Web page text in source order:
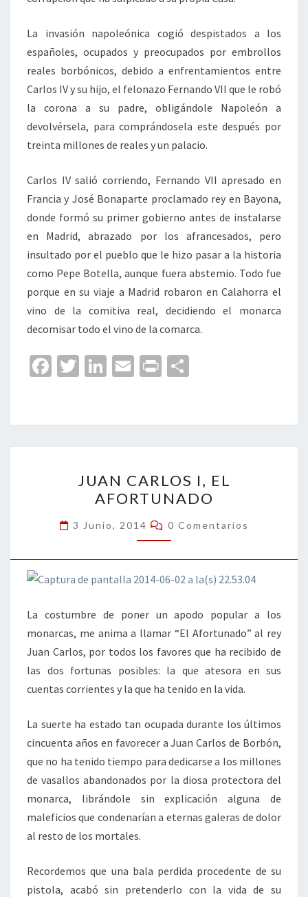
La invasión napoleónica cogió despistados a los
españoles, ocupados y preocupados por embrollos
reales borbónicos, debido a enfrentamientos entre
Carlos IV y su hijo, el felonazo Fernando VII que le robó
la corona a su padre, obligándole Napoleón a
devolvérsela, para comprándosela este después por
treinta millones de reales y un palacio.
Carlos IV salió corriendo, Fernando VII apresado en
Francia y José Bonaparte proclamado rey en Bayona,
donde formó su primer gobierno antes de instalarse
en Madrid, abrazado por los afrancesados, pero
insultado por el pueblo que le hizo pasar a la historia
como Pepe Botella, aunque fuera abstemio. Todo fue
porque en su viaje a Madrid robaron en Calahorra el
vino de la comitiva real, decidiendo el monarca
decomisar todo el vino de la comarca.
Fa
o
o
T
er
Li
dI
n
E
l
Pr
p
ar
tir
CARLOS
I,
EL
AFORTUNADO
JUAN CARLOS I, EL
AFORTUNADO
3 Junio, 2014 Comentarios
0 Comentarios
La costumbre de poner un apodo popular a los
monarcas, me anima a llamar “El Afortunado” al rey
Juan Carlos, por todos los favores que ha recibido de
las dos fortunas posibles: la que atesora en sus
cuentas corrientes y la que ha tenido en la vida.
La suerte ha estado tan ocupada durante los últimos
cincuenta años en favorecer a Juan Carlos de Borbón,
que no ha tenido tiempo para dedicarse a los millones
de vasallos abandonados por la diosa protectora del
monarca, librándole sin explicación alguna de
maleficios que condenarían a eternas galeras de dolor
al resto de los mortales.
Recordemos que una bala perdida procedente de su
pistola, acabó sin pretenderlo con la vida de su